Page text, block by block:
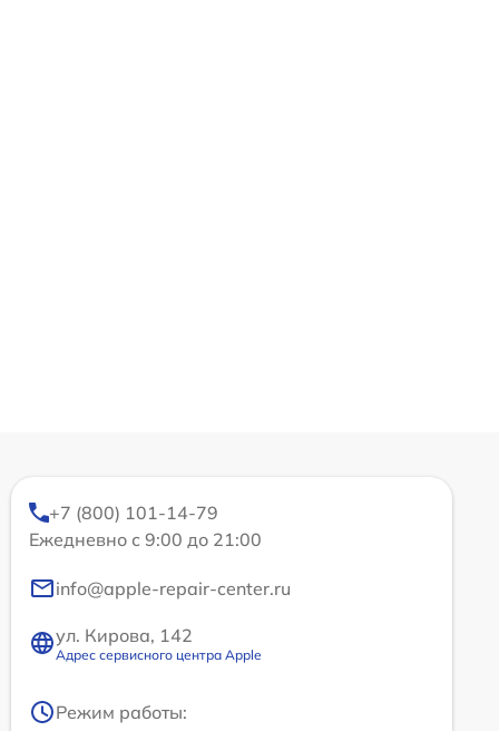
+7 (800) 101-14-79
Ежедневно с 9:00 до 21:00
info@apple-repair-center.ru
ул. Кирова, 142
Адрес сервисного центра Apple
Режим работы: